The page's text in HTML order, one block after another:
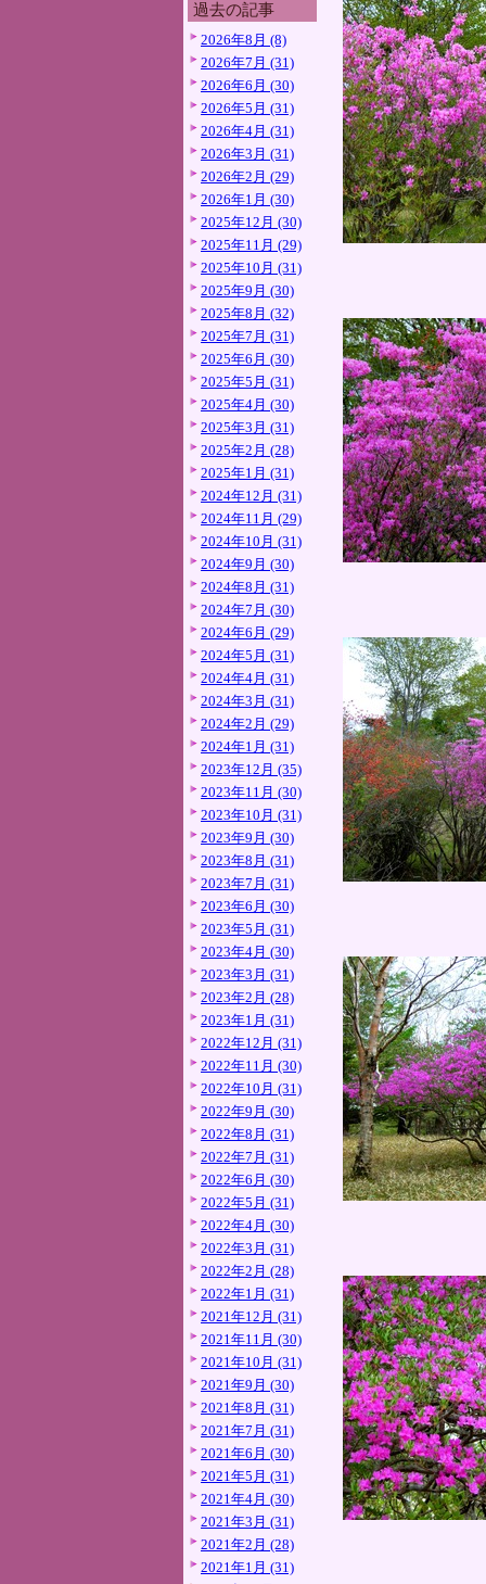
過去の記事
2026年8月 (8)
2026年7月 (31)
2026年6月 (30)
2026年5月 (31)
2026年4月 (31)
2026年3月 (31)
2026年2月 (29)
2026年1月 (30)
2025年12月 (30)
2025年11月 (29)
2025年10月 (31)
2025年9月 (30)
2025年8月 (32)
2025年7月 (31)
2025年6月 (30)
2025年5月 (31)
2025年4月 (30)
2025年3月 (31)
2025年2月 (28)
2025年1月 (31)
2024年12月 (31)
2024年11月 (29)
2024年10月 (31)
2024年9月 (30)
2024年8月 (31)
2024年7月 (30)
2024年6月 (29)
2024年5月 (31)
2024年4月 (31)
2024年3月 (31)
2024年2月 (29)
2024年1月 (31)
2023年12月 (35)
2023年11月 (30)
2023年10月 (31)
2023年9月 (30)
2023年8月 (31)
2023年7月 (31)
2023年6月 (30)
2023年5月 (31)
2023年4月 (30)
2023年3月 (31)
2023年2月 (28)
2023年1月 (31)
2022年12月 (31)
2022年11月 (30)
2022年10月 (31)
2022年9月 (30)
2022年8月 (31)
2022年7月 (31)
2022年6月 (30)
2022年5月 (31)
2022年4月 (30)
2022年3月 (31)
2022年2月 (28)
2022年1月 (31)
2021年12月 (31)
2021年11月 (30)
2021年10月 (31)
2021年9月 (30)
2021年8月 (31)
2021年7月 (31)
2021年6月 (30)
2021年5月 (31)
2021年4月 (30)
2021年3月 (31)
2021年2月 (28)
2021年1月 (31)